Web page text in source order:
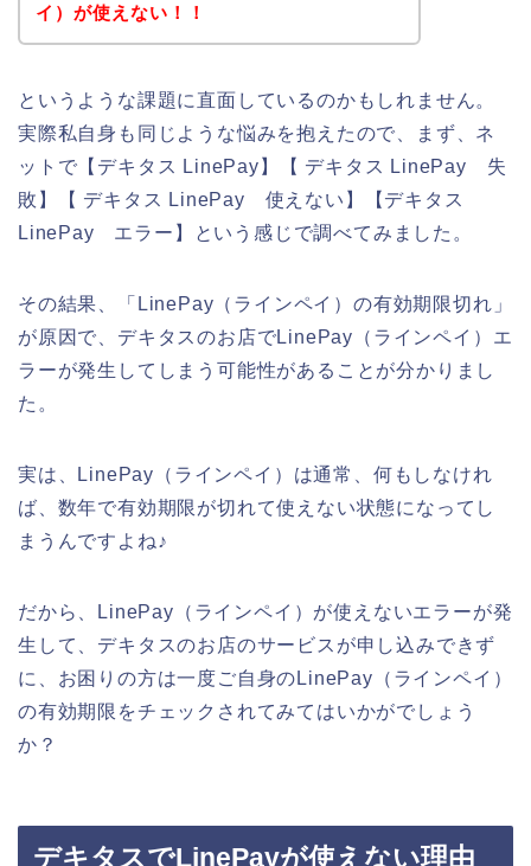
イ）が使えない！！
というような課題に直面しているのかもしれません。
実際私自身も同じような悩みを抱えたので、まず、ネ
ットで【デキタス LinePay】【 デキタス LinePay 失
敗】【 デキタス LinePay 使えない】【デキタス
LinePay エラー】という感じで調べてみました。
その結果、「LinePay（ラインペイ）の有効期限切れ」
が原因で、デキタスのお店でLinePay（ラインペイ）エ
ラーが発生してしまう可能性があることが分かりまし
た。
実は、LinePay（ラインペイ）は通常、何もしなけれ
ば、数年で有効期限が切れて使えない状態になってし
まうんですよね♪
だから、LinePay（ラインペイ）が使えないエラーが発
生して、デキタスのお店のサービスが申し込みできず
に、お困りの方は一度ご自身のLinePay（ラインペイ）
の有効期限をチェックされてみてはいかがでしょう
か？
デキタスでLinePayが使えない理由